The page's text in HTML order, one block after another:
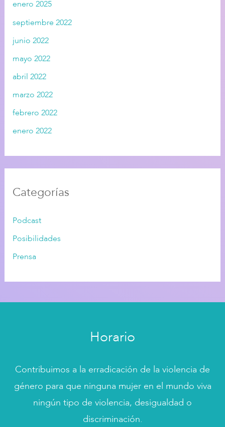
enero 2025
septiembre 2022
junio 2022
mayo 2022
abril 2022
marzo 2022
febrero 2022
enero 2022
Categorías
Podcast
Posibilidades
Prensa
Horario
Contribuimos a la erradicación de la violencia de
género para que ninguna mujer en el mundo viva
ningún tipo de violencia, desigualdad o
discriminación.